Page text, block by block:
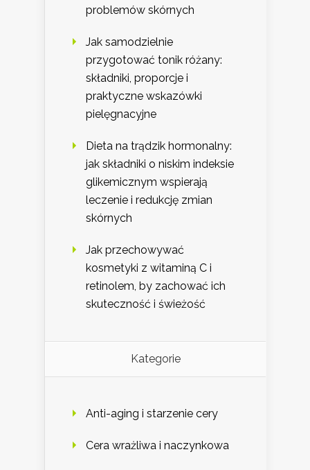
problemów skórnych
Jak samodzielnie
przygotować tonik różany:
składniki, proporcje i
praktyczne wskazówki
pielęgnacyjne
Dieta na trądzik hormonalny:
jak składniki o niskim indeksie
glikemicznym wspierają
leczenie i redukcję zmian
skórnych
Jak przechowywać
kosmetyki z witaminą C i
retinolem, by zachować ich
skuteczność i świeżość
Kategorie
Anti-aging i starzenie cery
Cera wrażliwa i naczynkowa